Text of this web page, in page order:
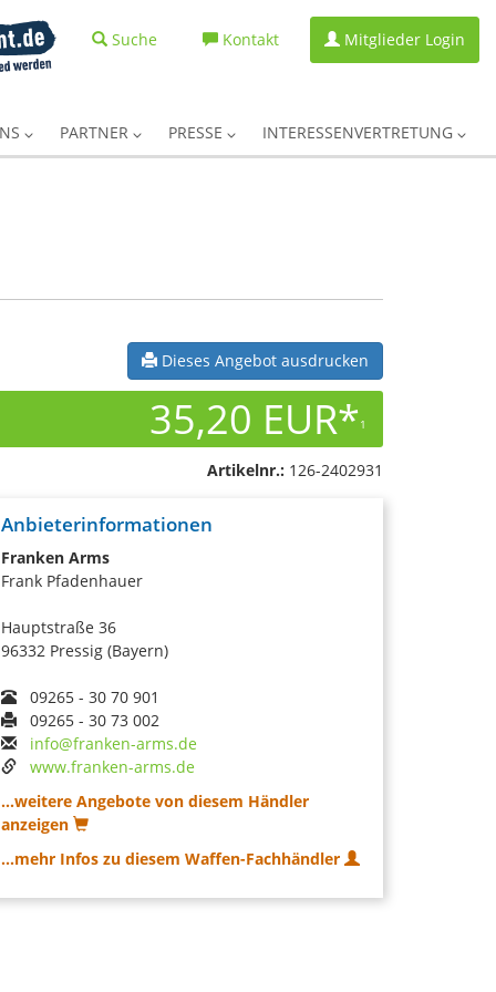
Suche Kontakt Mitglieder Login
PARTNER PRESSE INTERESSENVERTRETUNG
Dieses Angebot ausdrucken
35,20 EUR*1
Artikelnr.: 126-2402931
Anbieterinformationen
Franken Arms
Frank Pfadenhauer
Hauptstraße 36
96332 Pressig (Bayern)
09265 - 30 70 901
09265 - 30 73 002
info@franken-arms.de
www.franken-arms.de
...weitere Angebote von diesem Händler
anzeigen
...mehr Infos zu diesem Waffen-Fachhändler